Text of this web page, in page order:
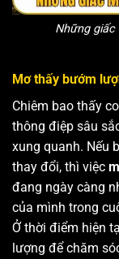
Những
Mơ thấy bướm
Chiêm bao thấy
thông điệp sâu
xung quanh. Nếu
thay đổi, thì việc
đang ngày càng
của mình trong
Ở thời điểm hiện
lượng để chăm